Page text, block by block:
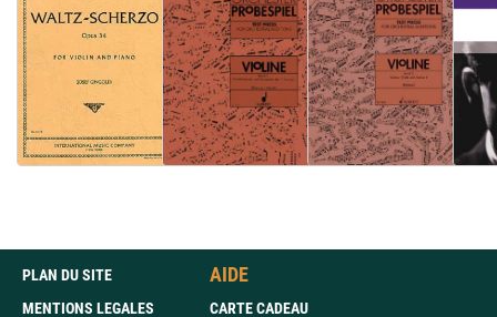
PLAN DU SITE
MENTIONS LEGALES
AIDE
CARTE CADEAU